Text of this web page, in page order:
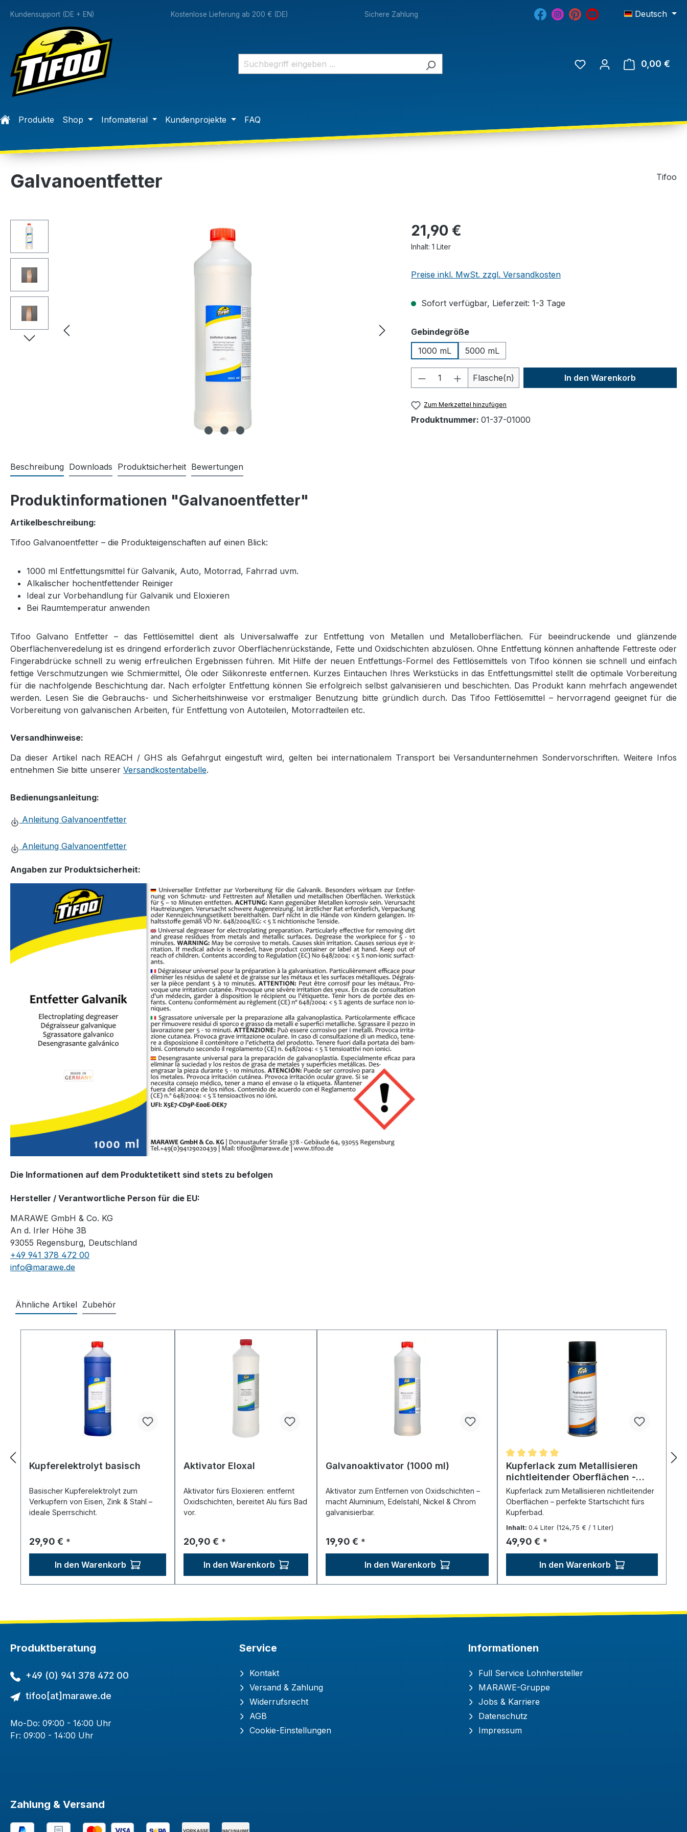
Zur Hauptnavigation springen
Kundensupport (DE + EN) Kostenlose Lieferung ab 200 € (DE) Sichere Zahlung Deutsch
0,00 €
Produkte Shop Infomaterial Kundenprojekte FAQ
Galvanoentfetter Tifoo
Bildergalerie überspringen 21,90 €
Inhalt: 1 Liter
Preise inkl. MwSt. zzgl. Versandkosten
Sofort verfügbar, Lieferzeit: 1-3 Tage
Gebindegrößeauswählen
1000 mL
5000 mL
Produkt Anzahl: Gib den gewünschten Wert
Flasche(n) In den Warenkorb
Zum Merkzettel hinzufügen
Produktnummer: 01-37-01000
Beschreibung Downloads Produktsicherheit Bewertungen
Produktinformationen "Galvanoentfetter"
Artikelbeschreibung:
Tifoo Galvanoentfetter – die Produkteigenschaften auf einen Blick:
1000 ml Entfettungsmittel für Galvanik, Auto, Motorrad, Fahrrad uvm.
Alkalischer hochentfettender Reiniger
Ideal zur Vorbehandlung für Galvanik und Eloxieren
Bei Raumtemperatur anwenden
Tifoo Galvano Entfetter – das Fettlösemittel dient als Universalwaffe zur Entfettung von Metallen und Metalloberflächen. Für beeindruckende und glänzende
Oberflächenveredelung ist es dringend erforderlich zuvor Oberflächenrückstände, Fette und Oxidschichten abzulösen. Ohne Entfettung können anhaftende Fettreste oder
Fingerabdrücke schnell zu wenig erfreulichen Ergebnissen führen. Mit Hilfe der neuen Entfettungs-Formel des Fettlösemittels von Tifoo können sie schnell und einfach
fettige Verschmutzungen wie Schmiermittel, Öle oder Silikonreste entfernen. Kurzes Eintauchen Ihres Werkstücks in das Entfettungsmittel stellt die optimale Vorbereitung
für die nachfolgende Beschichtung dar. Nach erfolgter Entfettung können Sie erfolgreich selbst galvanisieren und beschichten. Das Produkt kann mehrfach angewendet
werden. Lesen Sie die Gebrauchs- und Sicherheitshinweise vor erstmaliger Benutzung bitte gründlich durch. Das Tifoo Fettlösemittel – hervorragend geeignet für die
Vorbereitung von galvanischen Arbeiten, für Entfettung von Autoteilen, Motorradteilen etc.
Versandhinweise:
Da dieser Artikel nach REACH / GHS als Gefahrgut eingestuft wird, gelten bei internationalem Transport bei Versandunternehmen Sondervorschriften. Weitere Infos
entnehmen Sie bitte unserer Versandkostentabelle.
Bedienungsanleitung:
Anleitung Galvanoentfetter
Anleitung Galvanoentfetter
Angaben zur Produktsicherheit:
Die Informationen auf dem Produktetikett sind stets zu befolgen
Hersteller / Verantwortliche Person für die EU:
MARAWE GmbH & Co. KG
An d. Irler Höhe 3B
93055 Regensburg, Deutschland
+49 941 378 472 00
info@marawe.de
Ähnliche Artikel Zubehör
Kupferelektrolyt basisch
Basischer Kupferelektrolyt zum
Verkupfern von Eisen, Zink & Stahl –
ideale Sperrschicht.
Regulärer Preis:
29,90 € *
In den Warenkorb
Aktivator Eloxal
Aktivator fürs Eloxieren: entfernt
Oxidschichten, bereitet Alu fürs Bad
vor.
Regulärer Preis:
20,90 € *
In den Warenkorb
Galvanoaktivator (1000 ml)
Aktivator zum Entfernen von Oxidschichten –
macht Aluminium, Edelstahl, Nickel & Chrom
galvanisierbar.
Regulärer Preis:
19,90 € *
In den Warenkorb
Durchschnittliche Bewertung von 5 von 5
Kupferlack zum Metallisieren
nichtleitender Oberflächen -
Spray (400 ml)
Kupferlack zum Metallisieren nichtleitender
Oberflächen – perfekte Startschicht fürs
Kupferbad.
Inhalt:0.4 Liter (124,75 € / 1 Liter)
Regulärer Preis:
49,90 € *
In den Warenkorb
Produktberatung
+49 (0) 941 378 472 00
tifoo[at]marawe.de
Mo-Do: 09:00 - 16:00 Uhr
Fr: 09:00 - 14:00 Uhr
Service
Kontakt
Versand & Zahlung
Widerrufsrecht
AGB
Cookie-Einstellungen
Informationen
Full Service Lohnhersteller
MARAWE-Gruppe
Jobs & Karriere
Datenschutz
Impressum
Zahlung & Versand